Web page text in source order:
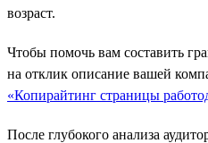
возраст.
Чтобы помочь вам составить
на отклик описание вашей
«Копирайтинг страницы
После глубокого анализа